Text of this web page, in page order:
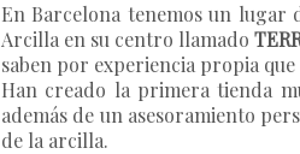
En Barcelona tenemos un lugar
Arcilla en su centro llamado
saben por experiencia propia
Han creado la primera tienda
además de un asesoramiento
de la arcilla.